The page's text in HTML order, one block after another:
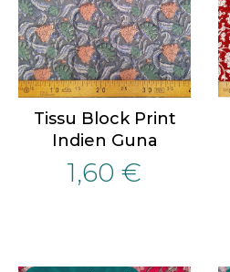
Tissu Block Print
Indien Guna
1,60 €